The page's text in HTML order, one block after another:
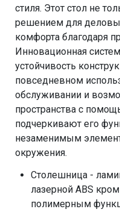
стиля. Этот стол не
решением для
комфорта благодаря
Инновационная
устойчивость
повседневном
обслуживании и
пространства с
подчеркивают его
незаменимым
окружения.
Столешница -
лазерной ABS
полимерным